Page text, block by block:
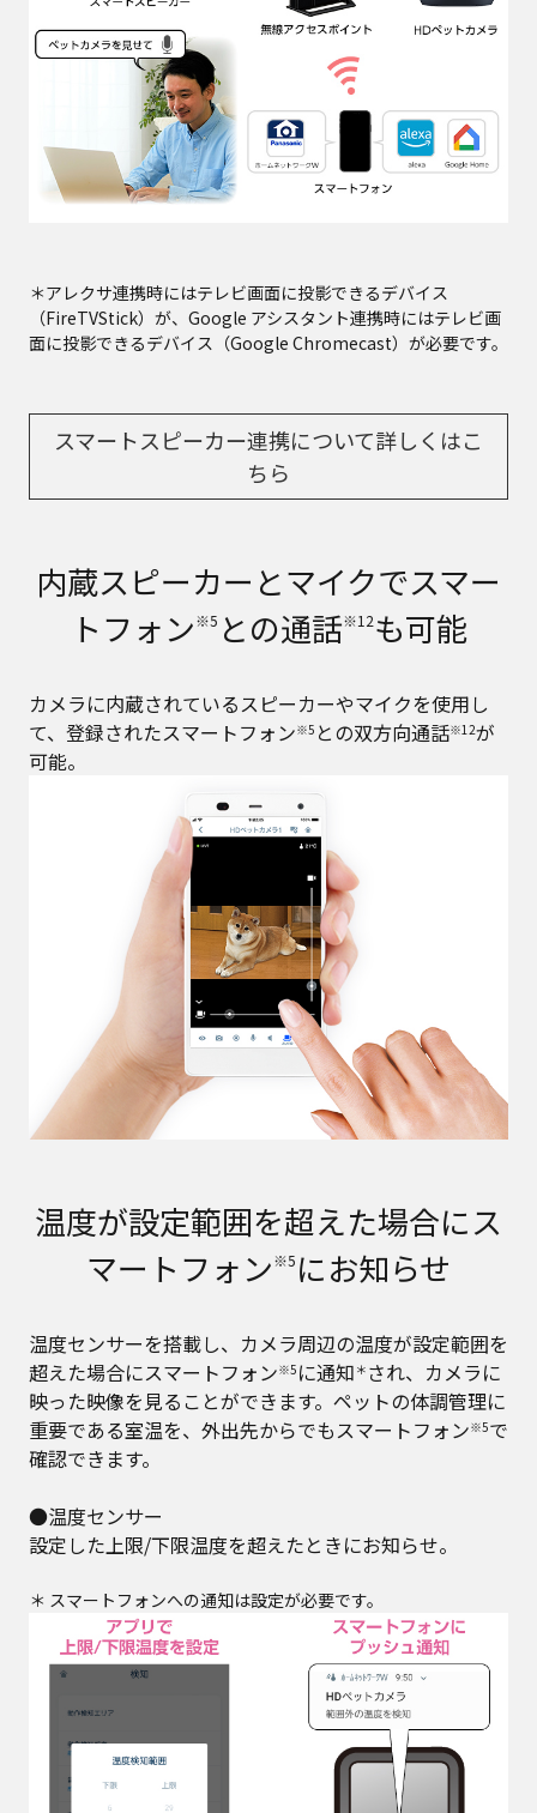
＊アレクサ連携時にはテレビ画面に投影できるデバイス
（FireTVStick）が、Google アシスタント連携時にはテレビ画
面に投影できるデバイス（Google Chromecast）が必要です。
スマートスピーカー連携について詳しくはこ
ちら
内蔵スピーカーとマイクでスマー
トフォン※5 との通話※12も可能
カメラに内蔵されているスピーカーやマイクを使用し
て、登録されたスマートフォン※5 との双方向通話※12が
可能。
温度が設定範囲を超えた場合にス
マートフォン※5 にお知らせ
温度センサーを搭載し、カメラ周辺の温度が設定範囲を
超えた場合にスマートフォン※5 に通知 ＊ され、カメラに
映った映像を見ることができます。ペットの体調管理に
重要である室温を、外出先からでもスマートフォン※5で
確認できます。
●温度センサー
設定した上限/下限温度を超えたときにお知らせ。
＊ スマートフォンへの通知は設定が必要です。